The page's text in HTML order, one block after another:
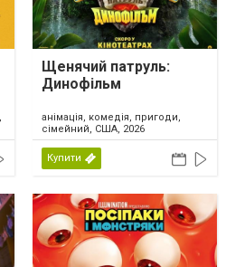
Щенячий патруль:
Динофільм
анімація, комедія, пригоди,
сімейний, США, 2026
Купити